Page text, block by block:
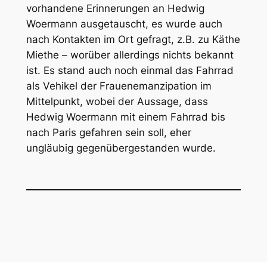
vorhandene Erinnerungen an Hedwig
Woermann ausgetauscht, es wurde auch
nach Kontakten im Ort gefragt, z.B. zu Käthe
Miethe – worüber allerdings nichts bekannt
ist. Es stand auch noch einmal das Fahrrad
als Vehikel der Frauenemanzipation im
Mittelpunkt, wobei der Aussage, dass
Hedwig Woermann mit einem Fahrrad bis
nach Paris gefahren sein soll, eher
ungläubig gegenübergestanden wurde.